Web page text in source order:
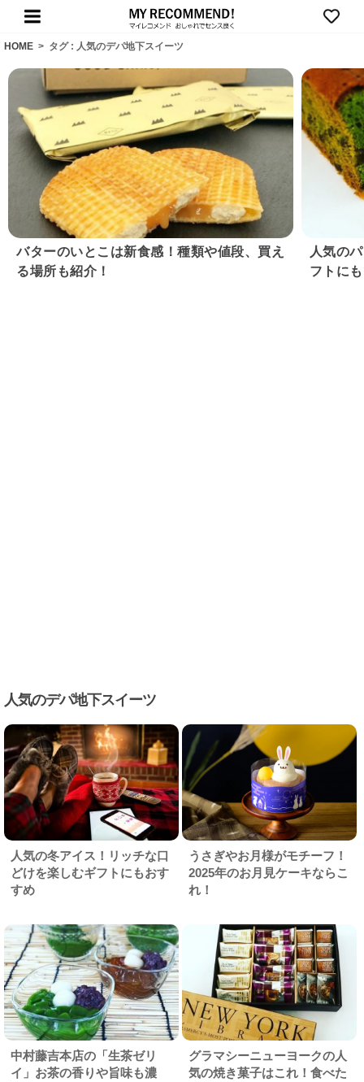
HOME > タグ : 人気のデパ地下スイーツ
バターのいとこは新食感！種類や値段、買え
る場所も紹介！
人気の
フトに
人気のデパ地下スイーツ
人気の冬アイス！リッチな口
どけを楽しむギフトにもおす
すめ
うさぎやお月様がモチーフ！
2025年のお月見ケーキならこ
れ！
中村藤吉本店の「生茶ゼリ
イ」お茶の香りや旨味も濃
グラマシーニューヨークの人
気の焼き菓子はこれ！食べた